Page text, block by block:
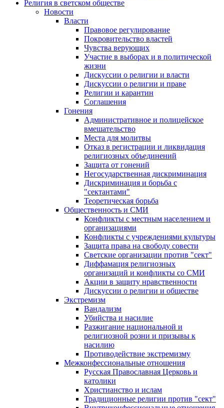
Религия в светском обществе
Новости
Власти
Правовое регулирование
Покровительство властей
Чувства верующих
Участие в выборах и в политической
жизни
Дискуссии о религии и власти
Дискуссии о религии и праве
Религии и карантин
Соглашения
Гонения
Административное и полицейское
вмешательство
Места для молитвы
Отказ в регистрации и ликвидация
религиозных объединений
Защита от гонений
Негосударственная дискриминация
Дискриминация и борьба с
"сектантами"
Теоретическая борьба
Общественность и СМИ
Конфликты с местным населением и
организациями
Конфликты с учреждениями культуры
Защита права на свободу совести
Светские организации против "сект"
Диффамация религиозных
организаций и конфликты со СМИ
Акции в защиту нравственности
Дискуссии о религии и обществе
Экстремизм
Вандализм
Убийства и насилие
Разжигание национальной и
религиозной розни и призывы к
насилию
Противодействие экстремизму
Межконфессиональные отношения
Русская Православная Церковь и
католики
Христианство и ислам
Традиционные религии против "сект"